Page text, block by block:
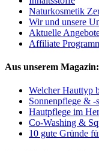
Naturkosmetik
Wir und unsere
Aktuelle
Affiliate
Aus unserem Magazin:
Welcher Hauttyp
Sonnenpflege & -
Hautpflege im
Co-Washing &
10 gute Gründe